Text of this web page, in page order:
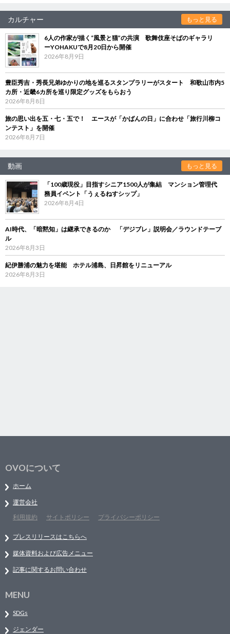
カルチャー もっと見る
6人の作家が描く“風景と猫”の共演 歌舞伎座そばのギャラリ
ーYOHAKUで8月20日から開催
2026年8月9日
豊臣秀吉・秀長兄弟ゆかりの地を巡るスタンプラリーがスタート 和歌山市内5
カ所・近畿6カ所を巡り限定グッズをもらおう
2026年8月8日
旅の思い出を五・七・五で！ エースが「かばんの日」に合わせ「旅行川柳コ
ンテスト」を開催
2026年8月7日
動画 もっと見る
「100歳現役」目指すシニア1500人が集結 マンション管理代
務員イベント「うぇるねすシップ」
2026年8月4日
AI時代、「暗黙知」は継承できるのか 「デジブレ」説明会／ラウンドテーブ
ル
2026年8月3日
紀伊勝浦の魅力を堪能 ホテル浦島、日昇館をリニューアル
2026年8月3日
OVOについて
ホーム
運営会社
利用規約
サイトポリシー プライバシーポリシー
プレスリリースはこちらへ
媒体資料および広告メニュー
記事に関するお問い合わせ
MENU
SDGs
ジェンダー